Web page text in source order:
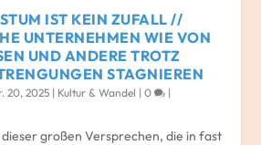
IST KEIN ZUFALL //
UNTERNEHMEN WIE VON
UND ANDERE TROTZ
STAGNIEREN
20, 2025 | Kultur & Wandel |0 |
dieser großen Versprechen, die in fast